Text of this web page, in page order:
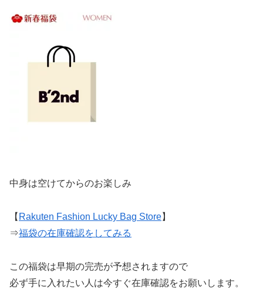
中身は空けてからのお楽しみ
【 Rakuten Fashion Lucky Bag Store】
⇒福袋の在庫確認をしてみる
この福袋は早期の完売が予想されますので
必ず手に入れたい人は今すぐ在庫確認をお願いします。